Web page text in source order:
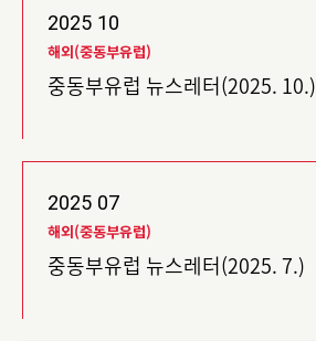
2025 10
해외(중동부유럽)
중동부유럽 뉴스레터(2025. 10.)
2025 07
해외(중동부유럽)
중동부유럽 뉴스레터(2025. 7.)